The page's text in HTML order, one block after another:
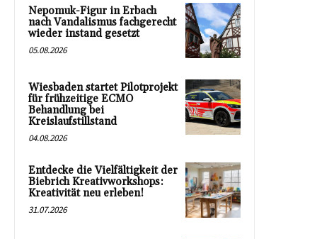
Nepomuk-Figur in Erbach
nach Vandalismus fachgerecht
wieder instand gesetzt
05.08.2026
Wiesbaden startet Pilotprojekt
für frühzeitige ECMO
Behandlung bei
Kreislaufstillstand
04.08.2026
Entdecke die Vielfältigkeit der
Biebrich Kreativworkshops:
Kreativität neu erleben!
31.07.2026